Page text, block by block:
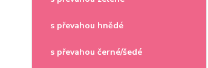
s převahou hnědé
s převahou černé/šedé